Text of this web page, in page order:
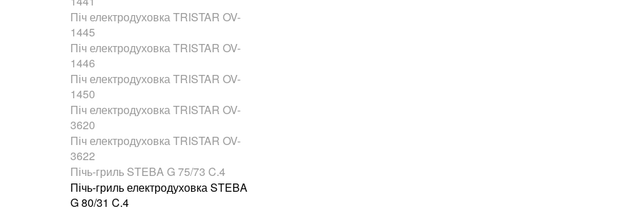
Піч електродуховка TRISTAR OV-
1445
Піч електродуховка TRISTAR OV-
1446
Піч електродуховка TRISTAR OV-
1450
Піч електродуховка TRISTAR OV-
3620
Піч електродуховка TRISTAR OV-
3622
Пічь-гриль STEBA G 75/73 C.4
Пічь-гриль електродуховка STEBA
G 80/31 C.4